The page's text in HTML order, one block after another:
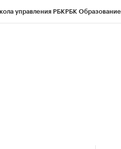
управления РБКРБК Образование